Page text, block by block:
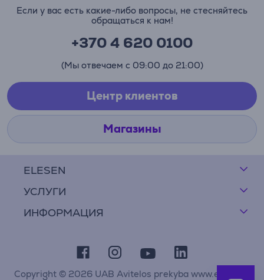
ELESEN
УСЛУГИ
ИНФОРМАЦИЯ
Если у вас есть какие-либо вопросы, не стесняйтесь
обращаться к нам!
+370 4 620 0100
(Мы отвечаем с 09:00 до 21:00)
Центр клиентов
Магазины
Copyright © 2026 UAB Avitelos prekyba www.elesen.lt